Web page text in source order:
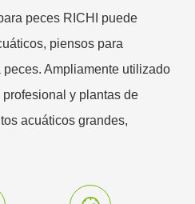
peces RICHI puede
piensos para
Ampliamente utilizado
y plantas de
acuáticos grandes,